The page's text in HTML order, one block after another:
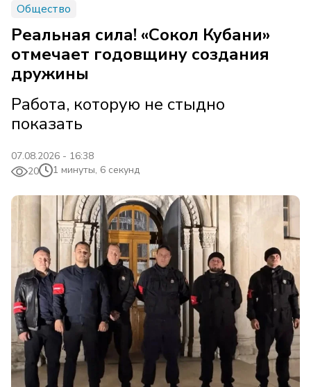
Общество
Реальная сила! «Сокол Кубани»
отмечает годовщину создания
дружины
Работа, которую не стыдно
показать
07.08.2026 - 16:38
20
1 минуты, 6 секунд